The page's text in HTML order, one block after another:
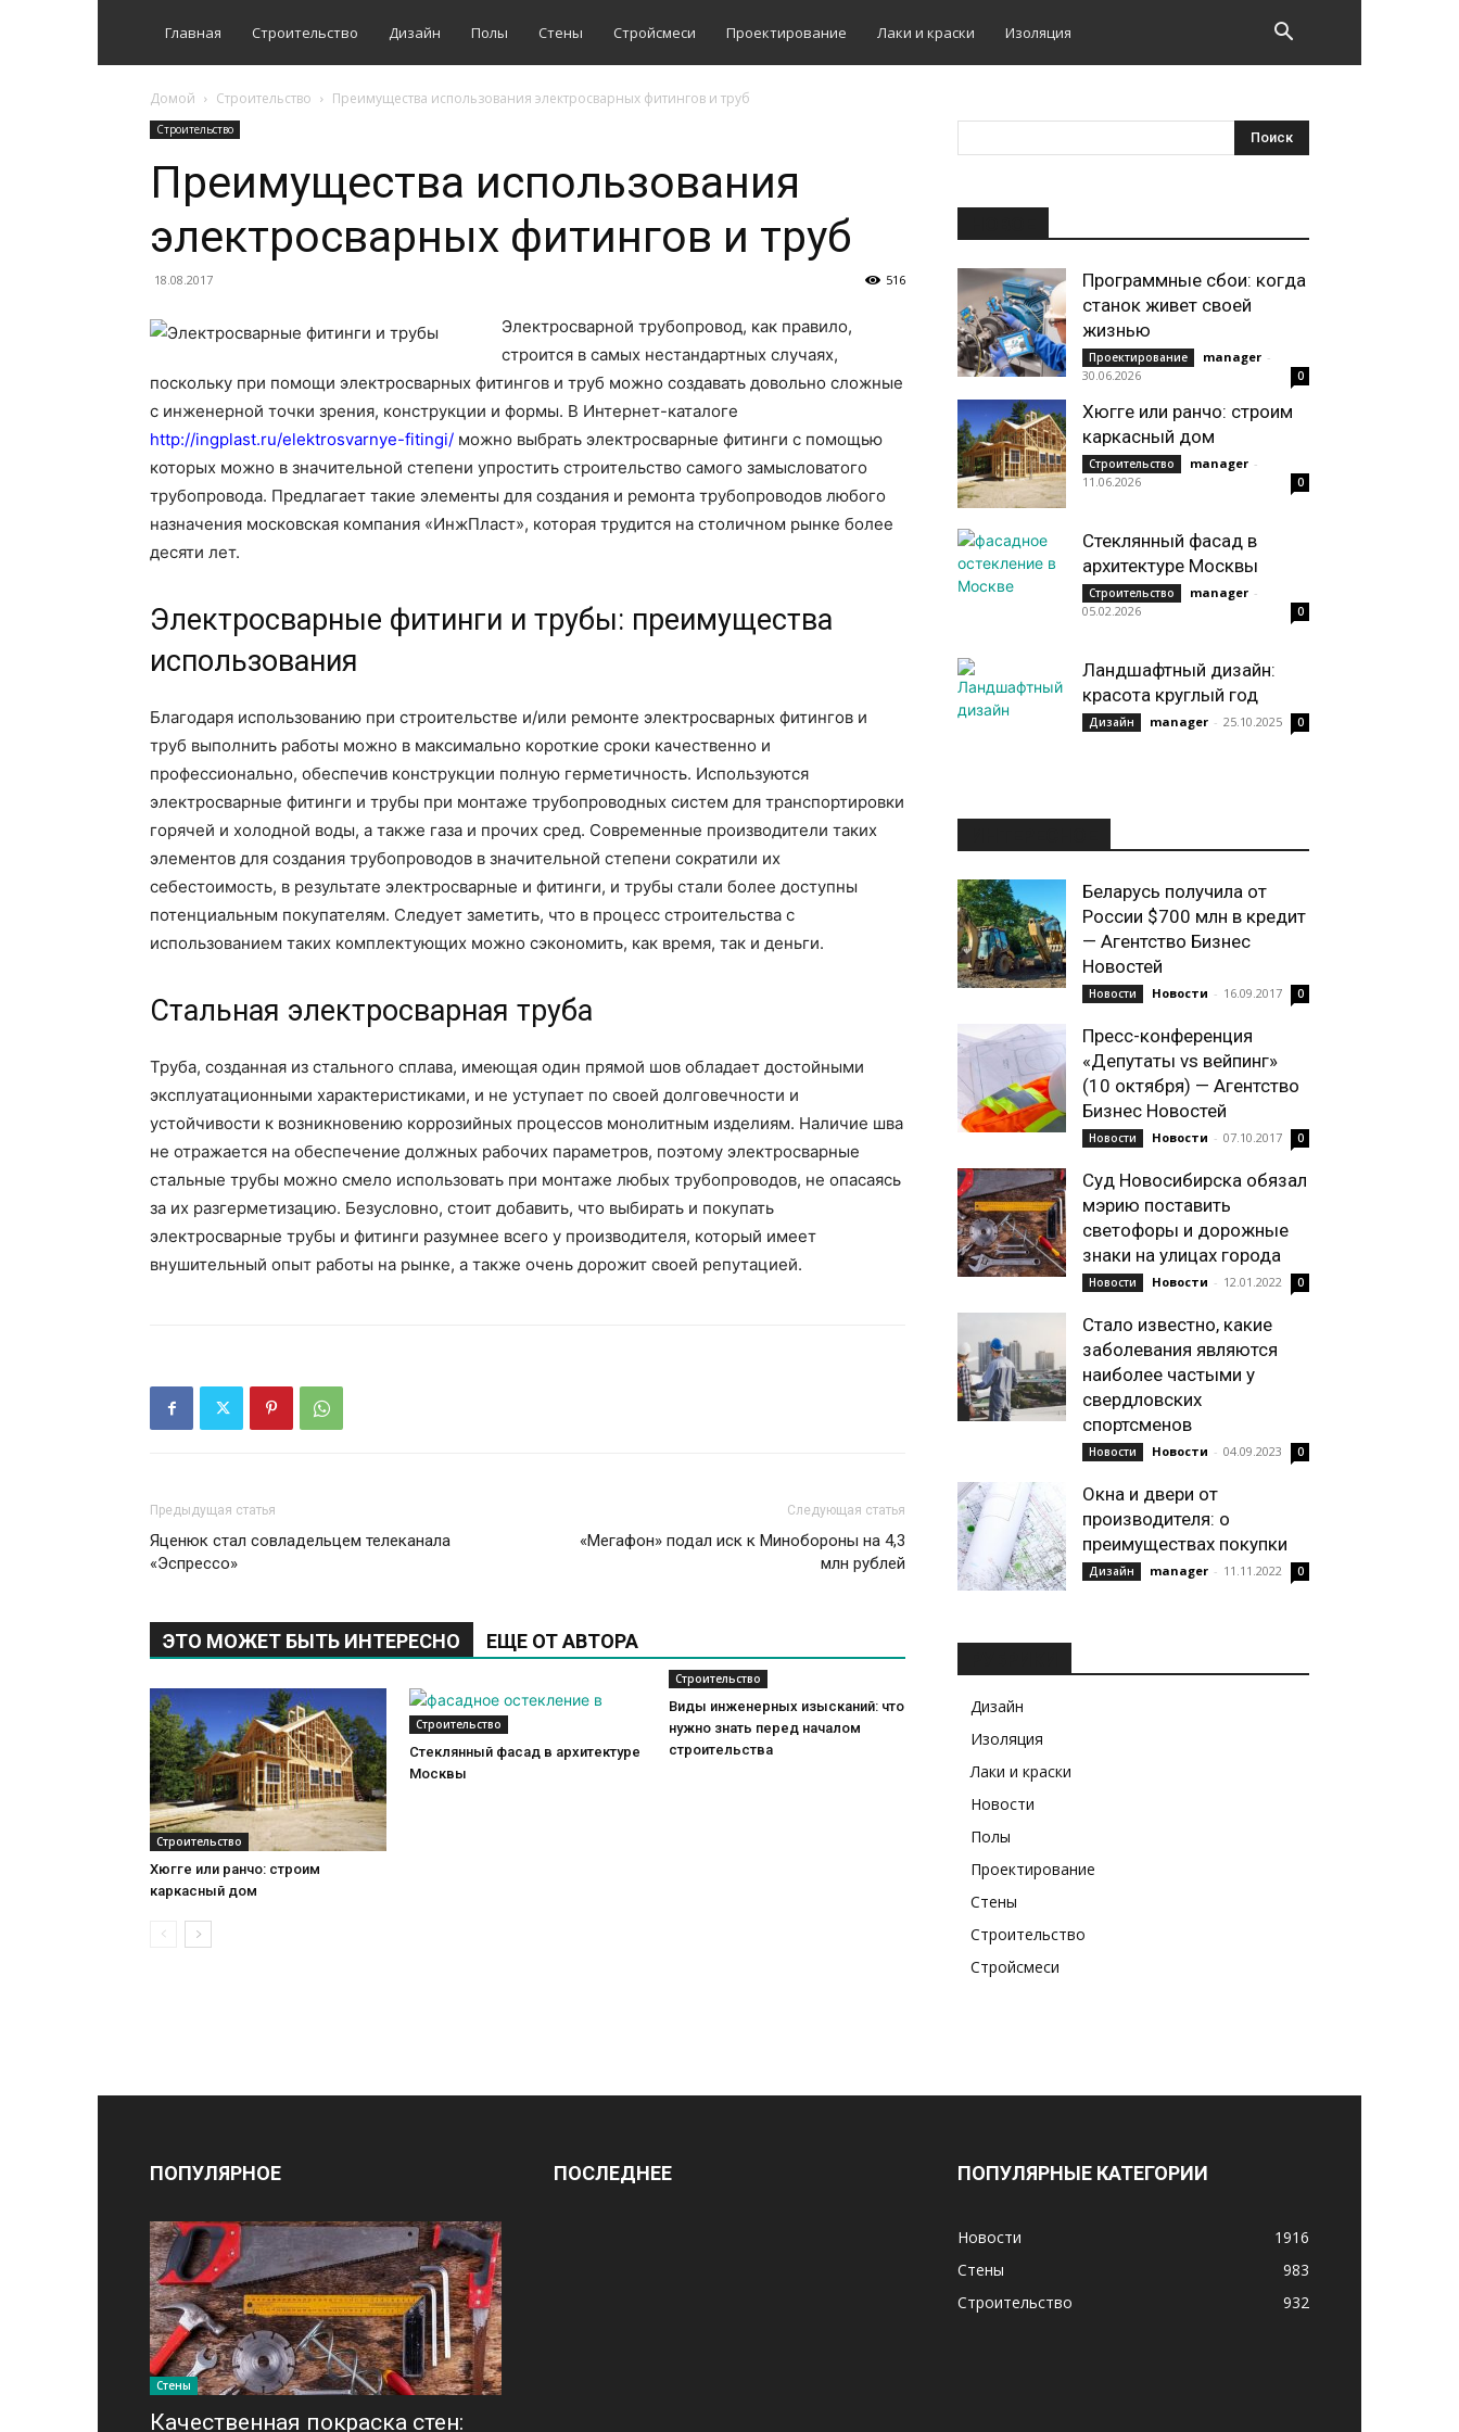
Главная Строительство Дизайн Полы Стены Стройсмеси Проектирование Лаки и краски Изоляция
Домой Строительство Преимущества использования электросварных фитингов и труб
Строительство
Преимущества использования
электросварных фитингов и труб
18.08.2017 516
Электросварной трубопровод, как правило,
строится в самых нестандартных случаях,
поскольку при помощи электросварных фитингов и труб можно создавать довольно сложные
с инженерной точки зрения, конструкции и формы. В Интернет-каталоге
http://ingplast.ru/elektrosvarnye-fitingi/ можно выбрать электросварные фитинги с помощью
которых можно в значительной степени упростить строительство самого замысловатого
трубопровода. Предлагает такие элементы для создания и ремонта трубопроводов любого
назначения московская компания «ИнжПласт», которая трудится на столичном рынке более
десяти лет.
Электросварные фитинги и трубы: преимущества
использования
Благодаря использованию при строительстве и/или ремонте электросварных фитингов и
труб выполнить работы можно в максимально короткие сроки качественно и
профессионально, обеспечив конструкции полную герметичность. Используются
электросварные фитинги и трубы при монтаже трубопроводных систем для транспортировки
горячей и холодной воды, а также газа и прочих сред. Современные производители таких
элементов для создания трубопроводов в значительной степени сократили их
себестоимость, в результате электросварные и фитинги, и трубы стали более доступны
потенциальным покупателям. Следует заметить, что в процесс строительства с
использованием таких комплектующих можно сэкономить, как время, так и деньги.
Стальная электросварная труба
Труба, созданная из стального сплава, имеющая один прямой шов обладает достойными
эксплуатационными характеристиками, и не уступает по своей долговечности и
устойчивости к возникновению коррозийных процессов монолитным изделиям. Наличие шва
не отражается на обеспечение должных рабочих параметров, поэтому электросварные
стальные трубы можно смело использовать при монтаже любых трубопроводов, не опасаясь
за их разгерметизацию. Безусловно, стоит добавить, что выбирать и покупать
электросварные трубы и фитинги разумнее всего у производителя, который имеет
внушительный опыт работы на рынке, а также очень дорожит своей репутацией.
Предыдущая статья
Яценюк стал совладельцем телеканала
«Эспрессо»
Следующая статья
«Мегафон» подал иск к Минобороны на 4,3
млн рублей
ЭТО МОЖЕТ БЫТЬ ИНТЕРЕСНО ЕЩЕ ОТ АВТОРА
Строительство
Хюгге или ранчо: строим
каркасный дом
Строительство
Стеклянный фасад в архитектуре
Москвы
Строительство
Виды инженерных изысканий: что
нужно знать перед началом
строительства
Программные сбои: когда
станок живет своей
жизнью
Проектирование manager -
30.06.2026
0
Хюгге или ранчо: строим
каркасный дом
Строительство manager -
11.06.2026
0
Стеклянный фасад в
архитектуре Москвы
Строительство manager -
05.02.2026
0
Ландшафтный дизайн:
красота круглый год
Дизайн manager - 25.10.2025 0
Беларусь получила от
России $700 млн в кредит
— Агентство Бизнес
Новостей
Новости Новости - 16.09.2017 0
Пресс-конференция
«Депутаты vs вейпинг»
(10 октября) — Агентство
Бизнес Новостей
Новости Новости - 07.10.2017 0
Суд Новосибирска обязал
мэрию поставить
светофоры и дорожные
знаки на улицах города
Новости Новости - 12.01.2022 0
Стало известно, какие
заболевания являются
наиболее частыми у
свердловских
спортсменов
Новости Новости - 04.09.2023 0
Окна и двери от
производителя: о
преимуществах покупки
Дизайн manager - 11.11.2022 0
Дизайн
Изоляция
Лаки и краски
Новости
Полы
Проектирование
Стены
Строительство
Стройсмеси
ПОПУЛЯРНОЕ
Стены
Качественная покраска стен:
ПОСЛЕДНЕЕ ПОПУЛЯРНЫЕ КАТЕГОРИИ
Новости
1916
Стены
983
Строительство
932